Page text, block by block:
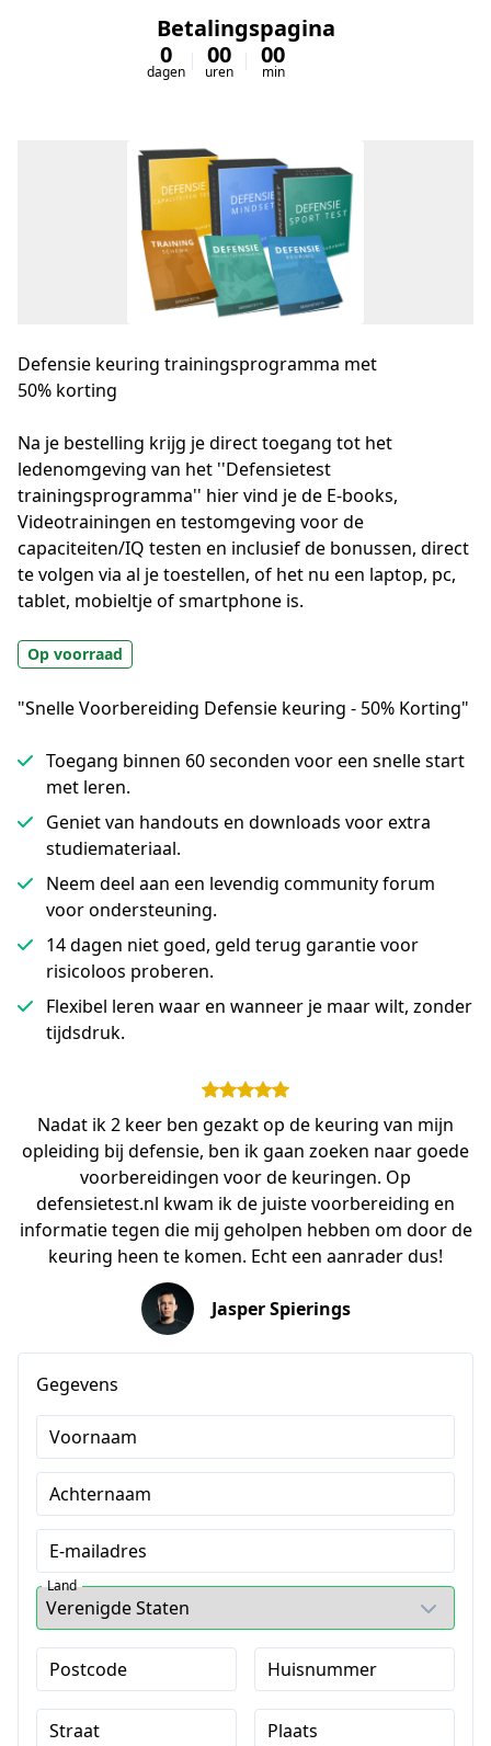
Betalingspagina
0
dagen
00
uren
00
min
Defensie keuring trainingsprogramma met
50% korting
Na je bestelling krijg je direct toegang tot het
ledenomgeving van het ''Defensietest
trainingsprogramma'' hier vind je de E-books,
Videotrainingen en testomgeving voor de
capaciteiten/IQ testen en inclusief de bonussen, direct
te volgen via al je toestellen, of het nu een laptop, pc,
tablet, mobieltje of smartphone is.
Op voorraad
"Snelle Voorbereiding Defensie keuring - 50% Korting"
Toegang binnen 60 seconden voor een snelle start
met leren.
Geniet van handouts en downloads voor extra
studiemateriaal.
Neem deel aan een levendig community forum
voor ondersteuning.
14 dagen niet goed, geld terug garantie voor
risicoloos proberen.
Flexibel leren waar en wanneer je maar wilt, zonder
tijdsdruk.
Nadat ik 2 keer ben gezakt op de keuring van mijn
opleiding bij defensie, ben ik gaan zoeken naar goede
voorbereidingen voor de keuringen. Op
defensietest.nl kwam ik de juiste voorbereiding en
informatie tegen die mij geholpen hebben om door de
keuring heen te komen. Echt een aanrader dus!
Jasper Spierings
Gegevens
Voornaam
Achternaam
E-mailadres
Land
Postcode Huisnummer
Straat Plaats